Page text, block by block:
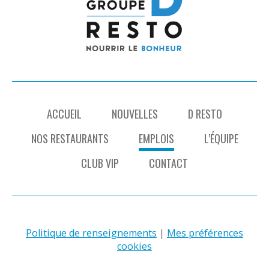
ACCUEIL NOUVELLES
D RESTO
NOS RESTAURANTS
EMPLOIS
L’ÉQUIPE
CLUB VIP
CONTACT
Politique de renseignements | Mes préférences
cookies